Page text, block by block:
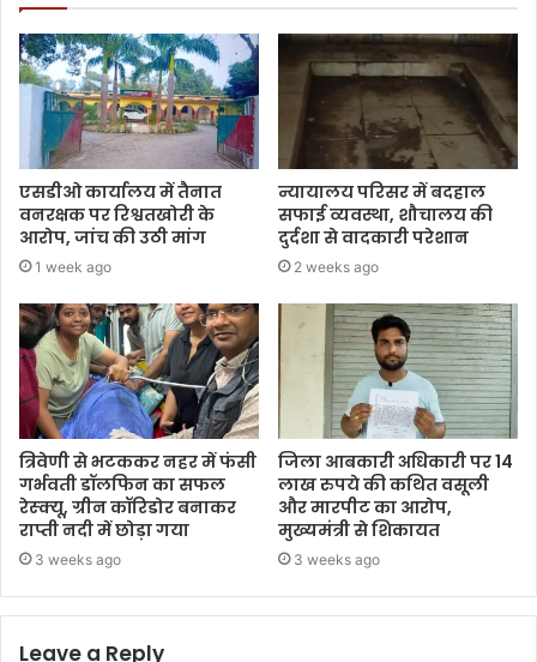
एसडीओ कार्यालय में तैनात
वनरक्षक पर रिश्वतखोरी के
आरोप, जांच की उठी मांग
1 week ago
न्यायालय परिसर में बदहाल
सफाई व्यवस्था, शौचालय की
दुर्दशा से वादकारी परेशान
2 weeks ago
त्रिवेणी से भटककर नहर में फंसी
गर्भवती डॉलफिन का सफल
रेस्क्यू, ग्रीन कॉरिडोर बनाकर
राप्ती नदी में छोड़ा गया
3 weeks ago
जिला आबकारी अधिकारी पर 14
लाख रुपये की कथित वसूली
और मारपीट का आरोप,
मुख्यमंत्री से शिकायत
3 weeks ago
Leave a Reply